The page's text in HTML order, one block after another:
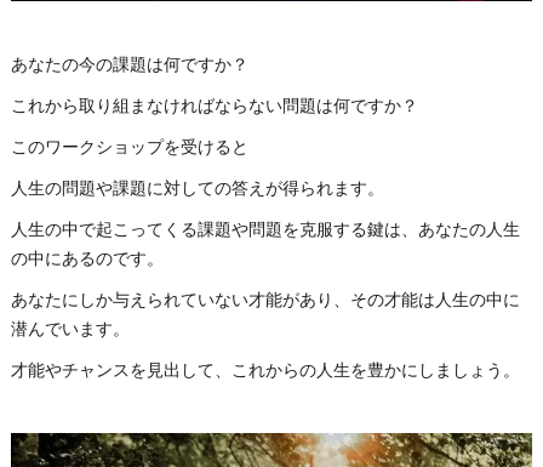
あなたの今の課題は何ですか？
これから取り組まなければならない問題は何ですか？
このワークショップを受けると
人生の問題や課題に対しての答えが得られます。
人生の中で起こってくる課題や問題を克服する鍵は、あなたの人生
の中にあるのです。
あなたにしか与えられていない才能があり、その才能は人生の中に
潜んでいます。
才能やチャンスを見出して、これからの人生を豊かにしましょう。